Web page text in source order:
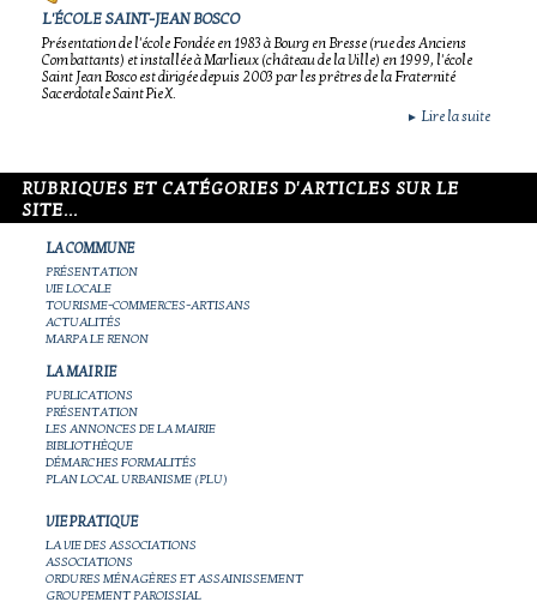
L'ÉCOLE SAINT-JEAN BOSCO
Présentation de l'école Fondée en 1983 à Bourg en Bresse (rue des Anciens
Combattants) et installée à Marlieux (château de la Ville) en 1999, l'école
Saint Jean Bosco est dirigée depuis 2003 par les prêtres de la Fraternité
Sacerdotale Saint Pie X.
► Lire la suite
RUBRIQUES ET CATÉGORIES D'ARTICLES SUR LE
SITE...
LA COMMUNE
PRÉSENTATION
VIE LOCALE
TOURISME-COMMERCES-ARTISANS
ACTUALITÉS
MARPA LE RENON
LA MAIRIE
PUBLICATIONS
PRÉSENTATION
LES ANNONCES DE LA MAIRIE
BIBLIOTHÈQUE
DÉMARCHES FORMALITÉS
PLAN LOCAL URBANISME (PLU)
VIE PRATIQUE
LA VIE DES ASSOCIATIONS
ASSOCIATIONS
ORDURES MÉNAGÈRES ET ASSAINISSEMENT
GROUPEMENT PAROISSIAL